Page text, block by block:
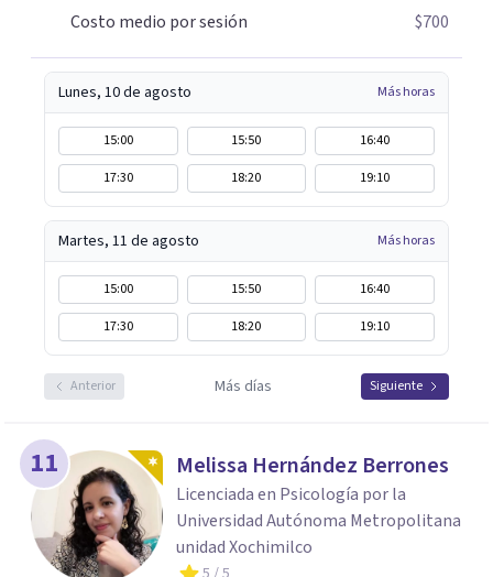
Costo medio por sesión
$700
Lunes, 10 de agosto Más horas
15:00 15:50
16:40
17:30
18:20 19:10
Martes, 11 de agosto Más horas
15:00 15:50
16:40
17:30
18:20 19:10
Anterior Más días Siguiente
11 Melissa Hernández Berrones
Licenciada en Psicología por la
Universidad Autónoma Metropolitana
unidad Xochimilco